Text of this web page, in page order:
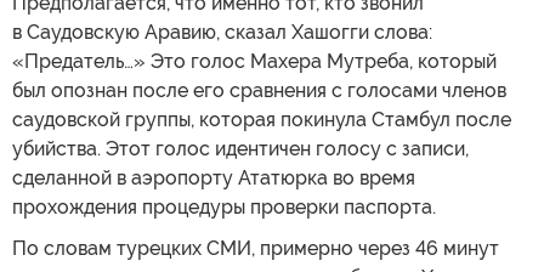
в Саудовскую Аравию, сказал Хашогги слова:
«Предатель…» Это голос Maхера Мутреба, который
был опознан после его сравнения с голосами членов
саудовской группы, которая покинула Стамбул после
убийства. Этот голос идентичен голосу с записи,
сделанной в аэропорту Ататюрка во время
прохождения процедуры проверки паспорта.
По словам турецких СМИ, примерно через 46 минут